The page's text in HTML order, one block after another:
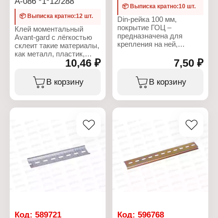
📦 Выписка кратно:12 шт.
Клей моментальный
Avant-gard с лёгкостью
склеит такие материалы,
как металл, пластик,
фарфор, керамика,
дерево, кожа, резина,
пробковое дерево и
винил. Необходимо
Удерживайте клей на
поверхности примерно
склеиваемого
материала.
Время схватывания: 4
10,46 ₽
В корзину
📦 Выписка кратно:10 шт.
Din-рейка 100 мм,
покрытие ГОЦ –
предназначена для
крепления на ней,
электрических
автоматов, УЗО и т.д.
декоративно-защитное
покрытие, которое
предохраняет металл от
блестящий оттенок.
Характеристики:
Производитель:
7,50 ₽
В корзину
Код: 589721
Код:596768